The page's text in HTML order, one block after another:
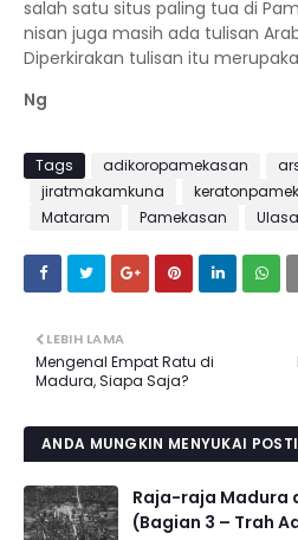
salah satu situs paling tua di
nisan juga masih ada tulisan
Diperkirakan tulisan itu
Ng
Tags adikoropamekasan
jiratmakamkuna
Mataram
Pamekasan
LEBIH LAMA
Mengenal Empat Ratu di
Madura, Siapa Saja?
ANDA MUNGKIN MENYUKAI
Raja-raja Madura
(Bagian 3 – Trah